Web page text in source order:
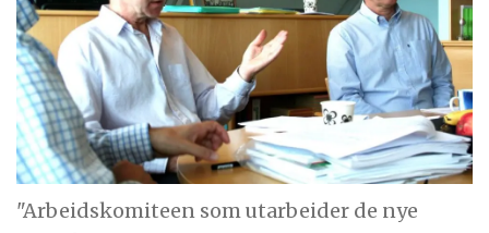
"Arbeidskomiteen som utarbeider de nye